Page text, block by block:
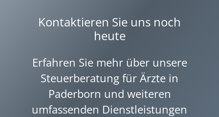
Kontaktieren Sie uns noch
heute
Erfahren Sie mehr über unsere
Steuerberatung für Ärzte in
Paderborn und weiteren
umfassenden Dienstleistungen